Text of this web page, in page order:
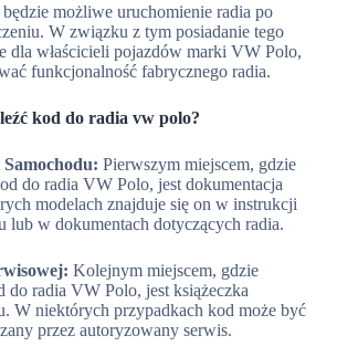
możliwe uruchomienie radia po
W związku z tym posiadanie tego
dla właścicieli pojazdów marki VW Polo,
funkcjonalność fabrycznego radia.
kod do radia vw polo?
Pierwszym miejscem, gdzie
do radia VW Polo, jest dokumentacja
modelach znajduje się on w instrukcji
lub w dokumentach dotyczących radia.
Kolejnym miejscem, gdzie
do radia VW Polo, jest książeczka
W niektórych przypadkach kod może być
przez autoryzowany serwis.